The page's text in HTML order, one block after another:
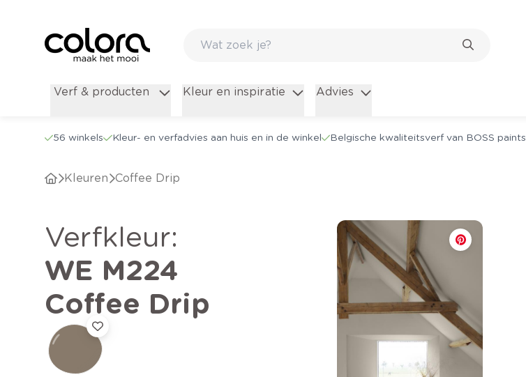
Verf & producten Kleur en inspiratie Advies
56 winkels Kleur- en verfadvies aan huis en in de winkel Belgische kwaliteitsverf van BOSS paints
Kleuren Coffee Drip
verfkleur:
WE M224
Coffee Drip